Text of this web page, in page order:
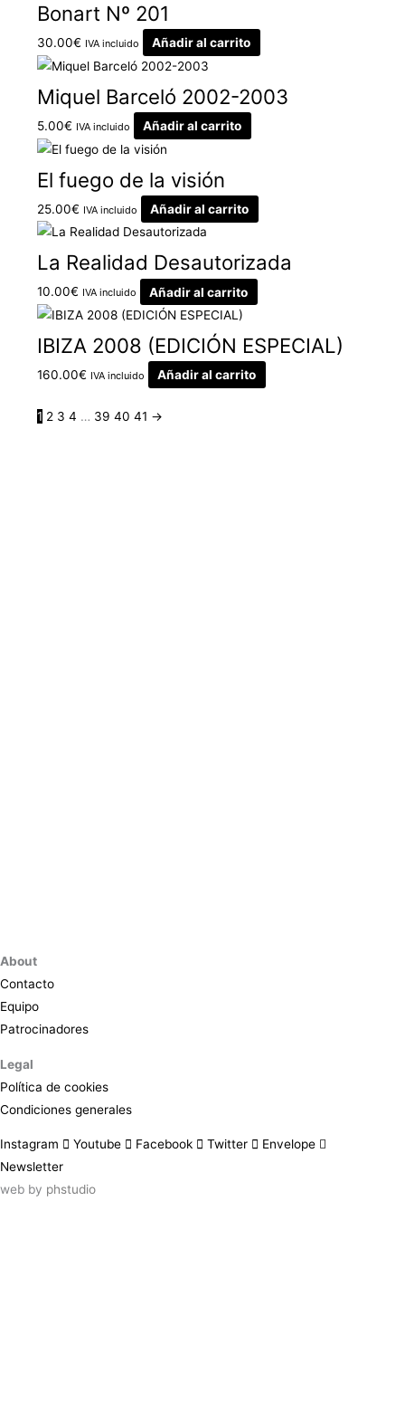
Bonart Nº 201
30.00€ IVA incluido Añadir al carrito
Miquel Barceló 2002-2003
5.00€ IVA incluido Añadir al carrito
El fuego de la visión
25.00€ IVA incluido Añadir al carrito
La Realidad Desautorizada
10.00€ IVA incluido Añadir al carrito
IBIZA 2008 (EDICIÓN ESPECIAL)
160.00€ IVA incluido Añadir al carrito
1 2 3 4 … 39 40 41 →
About
Contacto
Equipo
Patrocinadores
Legal
Política de cookies
Condiciones generales
Instagram Youtube Facebook Twitter
Envelope
Newsletter
web by phstudio